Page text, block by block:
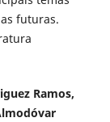
futuras.
Ramos,